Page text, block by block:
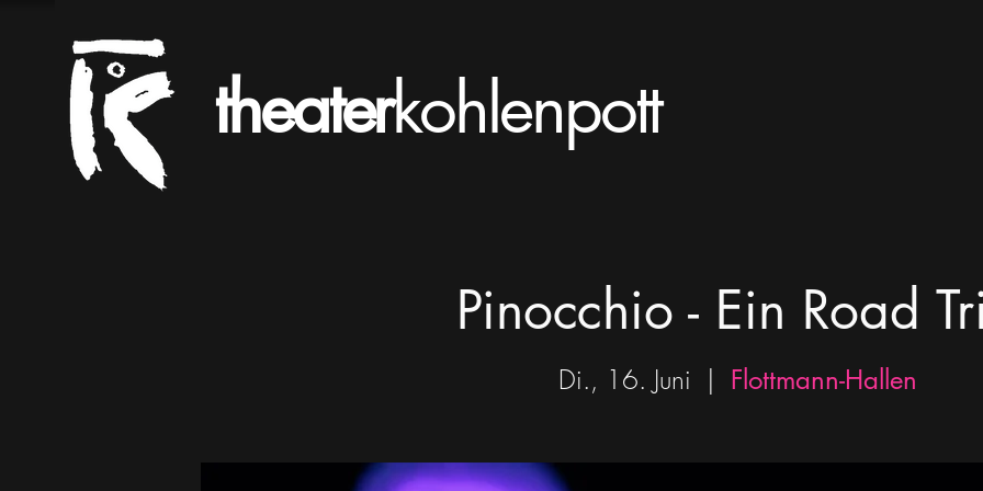
theaterkohlenpott
Pinocchio - Ein Road
Di., 16. Juni
  |
Flottmann-Hallen